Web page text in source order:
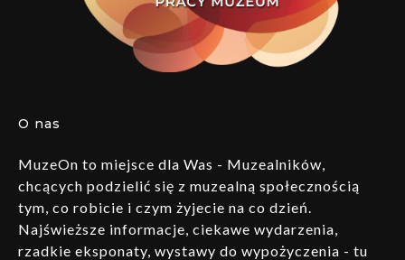
O nas
MuzeOn to miejsce dla Was - Muzealników,
chcących podzielić się z muzealną społecznością
tym, co robicie i czym żyjecie na co dzień.
Najświeższe informacje, ciekawe wydarzenia,
rzadkie eksponaty, wystawy do wypożyczenia - tu